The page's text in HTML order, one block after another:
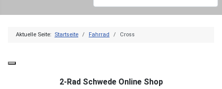
Aktuelle Seite: Startseite Fahrrad Cross
2-Rad Schwede Online Shop